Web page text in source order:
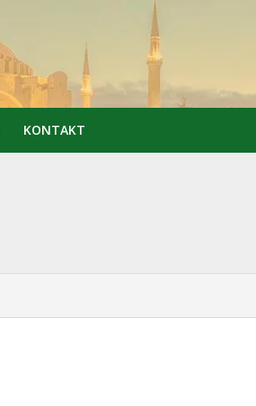
KONTAKT